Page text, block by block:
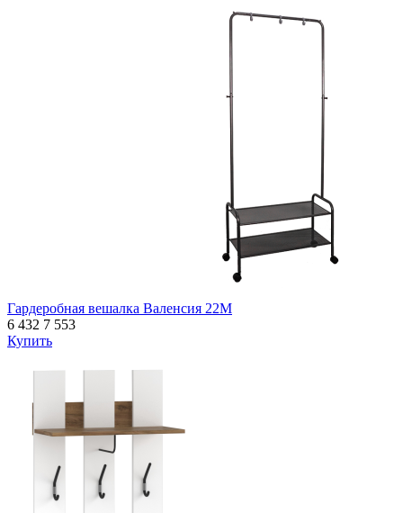
Гардеробная вешалка Валенсия 22М
6 432 7 553
Купить